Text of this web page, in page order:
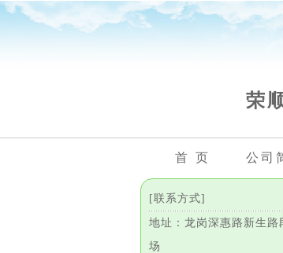
荣
首 页 公司
[联系方式]
地址：龙岗深惠路新生路
场